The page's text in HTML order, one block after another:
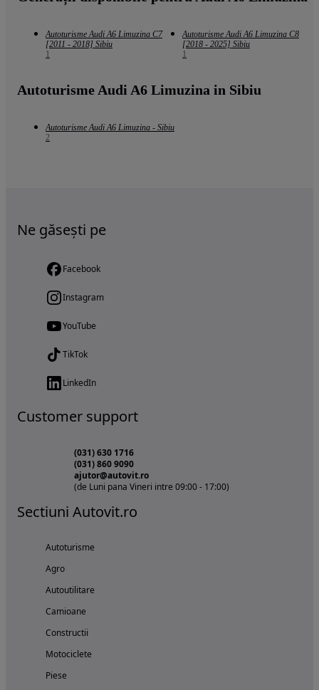
Autoturisme Audi A6 Limuzina C7
[2011 - 2018] Sibiu
1
Autoturisme Audi A6 Limuzina C8
[2018 - 2025] Sibiu
1
Autoturisme Audi A6 Limuzina in Sibiu
Autoturisme Audi A6 Limuzina - Sibiu
2
Ne găsești pe
Facebook
Instagram
YouTube
TikTok
LinkedIn
Customer support
(031) 630 1716
(031) 860 9090
ajutor@autovit.ro
(de Luni pana Vineri intre 09:00 - 17:00)
Sectiuni Autovit.ro
Autoturisme
Agro
Autoutilitare
Camioane
Constructii
Motociclete
Piese